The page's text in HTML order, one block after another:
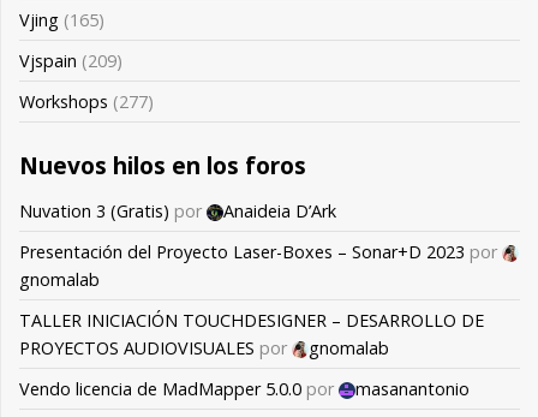
Vjing (165)
Vjspain (209)
Workshops (277)
Nuevos hilos en los foros
Nuvation 3 (Gratis) por
Anaideia D’Ark
Presentación del Proyecto Laser-Boxes – Sonar+D 2023 por
gnomalab
TALLER INICIACIÓN TOUCHDESIGNER – DESARROLLO DE
PROYECTOS AUDIOVISUALES por
gnomalab
Vendo licencia de MadMapper 5.0.0 por
masanantonio